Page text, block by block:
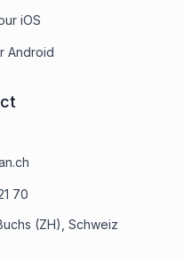
iOS
Android
70
(ZH), Schweiz